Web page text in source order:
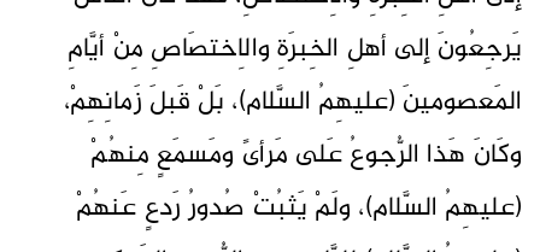
يَرجِعُونَ إلى أهلِ الخِبرَةِ والاِختصَاصِ مِنْ أيَّامِ
المَعصومينَ (عليهِمُ السَّلام)، بَلْ قَبلَ زَمانِهِمْ،
وكَانَ هَذا الرُّجوعُ عَلى مَرأىً ومَسمَعٍ مِنهُمْ
(عليهِمُ السَّلام)، ولَمْ يَثبُتْ صُدورُ رَدعٍ عَنهُمْ